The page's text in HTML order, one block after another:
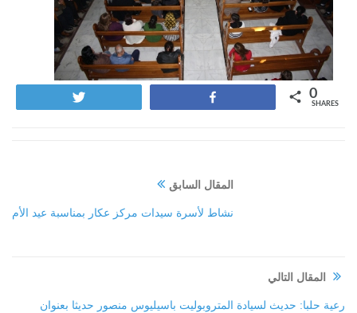
0
SHARES
المقال السابق
نشاط لأسرة سيدات مركز عكار بمناسبة عيد الأم
المقال التالي
رعية حلبا: حديث لسيادة المتروبوليت باسيليوس منصور حديثا بعنوان